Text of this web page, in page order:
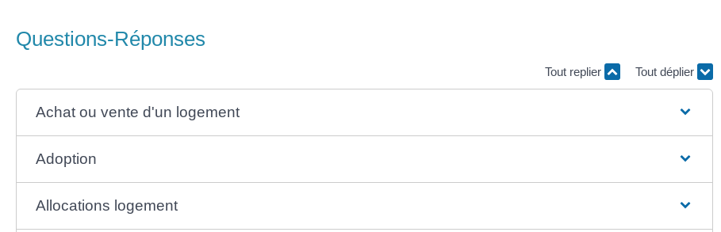
Questions-Réponses
Tout replier Tout déplier
Achat ou vente d'un logement
Adoption
Allocations logement